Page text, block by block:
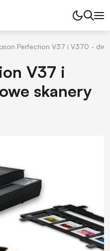
Perfection V37 i V370 -
V37 i
skanery